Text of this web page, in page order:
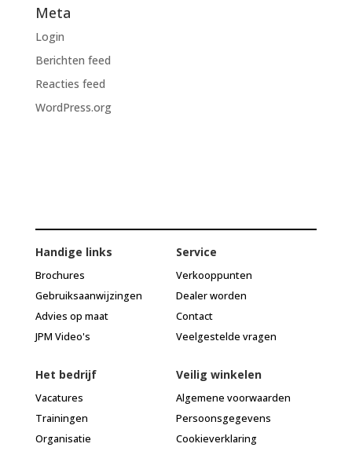
Meta
Login
Berichten feed
Reacties feed
WordPress.org
Handige links
Brochures
Gebruiksaanwijzingen
Advies op maat
JPM Video's
Service
Verkooppunten
Dealer worden
Contact
Veelgestelde vragen
Het bedrijf
Vacatures
Trainingen
Organisatie
Veilig winkelen
Algemene voorwaarden
Persoonsgegevens
Cookieverklaring